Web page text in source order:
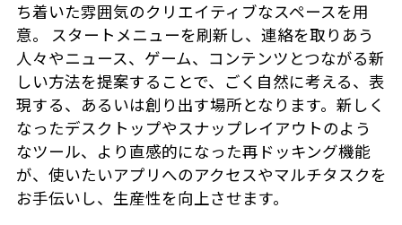
ち着いた雰囲気のクリエイティブなスペースを用
意。 スタートメニューを刷新し、連絡を取りあう
人々やニュース、ゲーム、コンテンツとつながる新
しい方法を提案することで、ごく自然に考える、表
現する、あるいは創り出す場所となります。新しく
なったデスクトップやスナップレイアウトのよう
なツール、より直感的になった再ドッキング機能
が、使いたいアプリへのアクセスやマルチタスクを
お手伝いし、生産性を向上させます。